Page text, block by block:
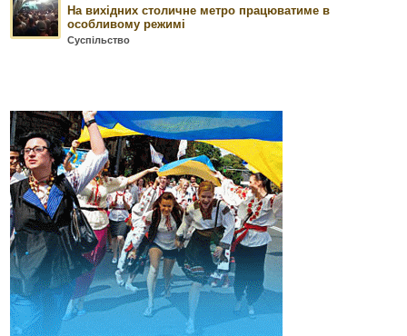
На вихідних столичне метро працюватиме в
особливому режимі
Суспільство